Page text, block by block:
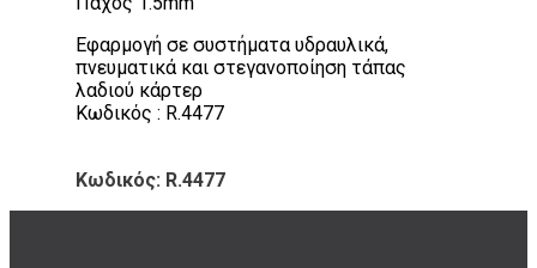
Εφαρμογή σε συστήματα υδραυλικά,
πνευματικά και στεγανοποίηση τάπας
λαδιού κάρτερ
Κωδικός : R.4477
Κωδικός: R.4477